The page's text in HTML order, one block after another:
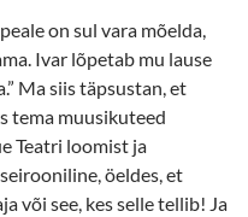
on sul vara mõelda,
Ivar lõpetab mu lause
Ma siis täpsustan, et
tema muusikuteed
Teatri loomist ja
öeldes, et
või see, kes selle tellib! Ja